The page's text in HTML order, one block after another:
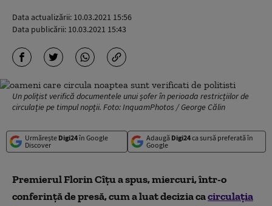
Data actualizării: 10.03.2021 15:56
Data publicării: 10.03.2021 15:43
Un polițist verifică documentele unui șofer în perioada restricțiilor de
circulație pe timpul nopții. Foto: InquamPhotos / George Călin
Urmărește Digi24în Google
Discover
Adaugă Digi24ca sursă preferată în
Google
Premierul Florin Cîțu a spus, miercuri, într-o
conferință de presă, cum a luat decizia cacirculația